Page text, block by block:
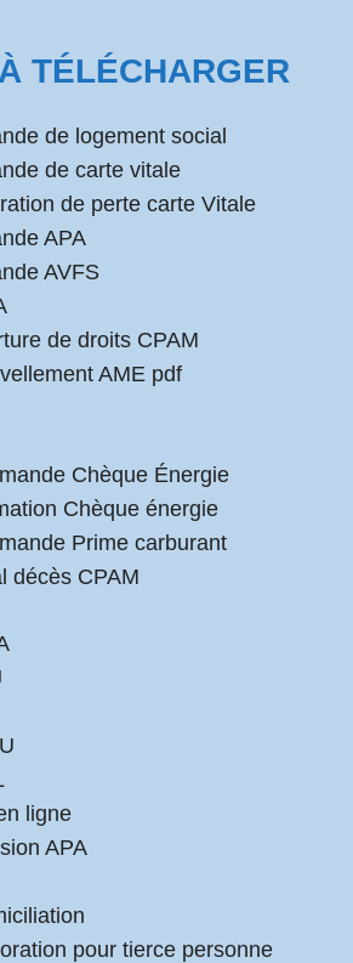
TÉLÉCHARGER
de logement social
de carte vitale
de perte carte Vitale
APA
AVFS
de droits CPAM
AME pdf
Chèque Énergie
Chèque énergie
Prime carburant
décès CPAM
ligne
APA
pour tierce personne